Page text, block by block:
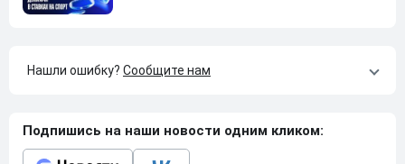
Нашли ошибку? Сообщите нам
Подпишись на наши новости одним кликом: